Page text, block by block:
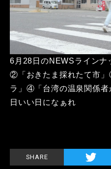
6月28日のNEWSラインナ
②「おきたま採れたて市
ラ」④「台湾の温泉関係者
日いい日になぁれ
SHARE